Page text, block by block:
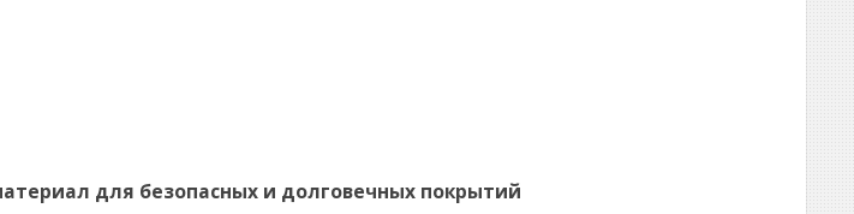
для безопасных и долговечных покрытий